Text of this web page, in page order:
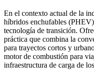
En el contexto actual de la
híbridos enchufables
tecnología de transición.
práctica que combina la
para trayectos cortos y
motor de combustión para
infraestructura de carga de